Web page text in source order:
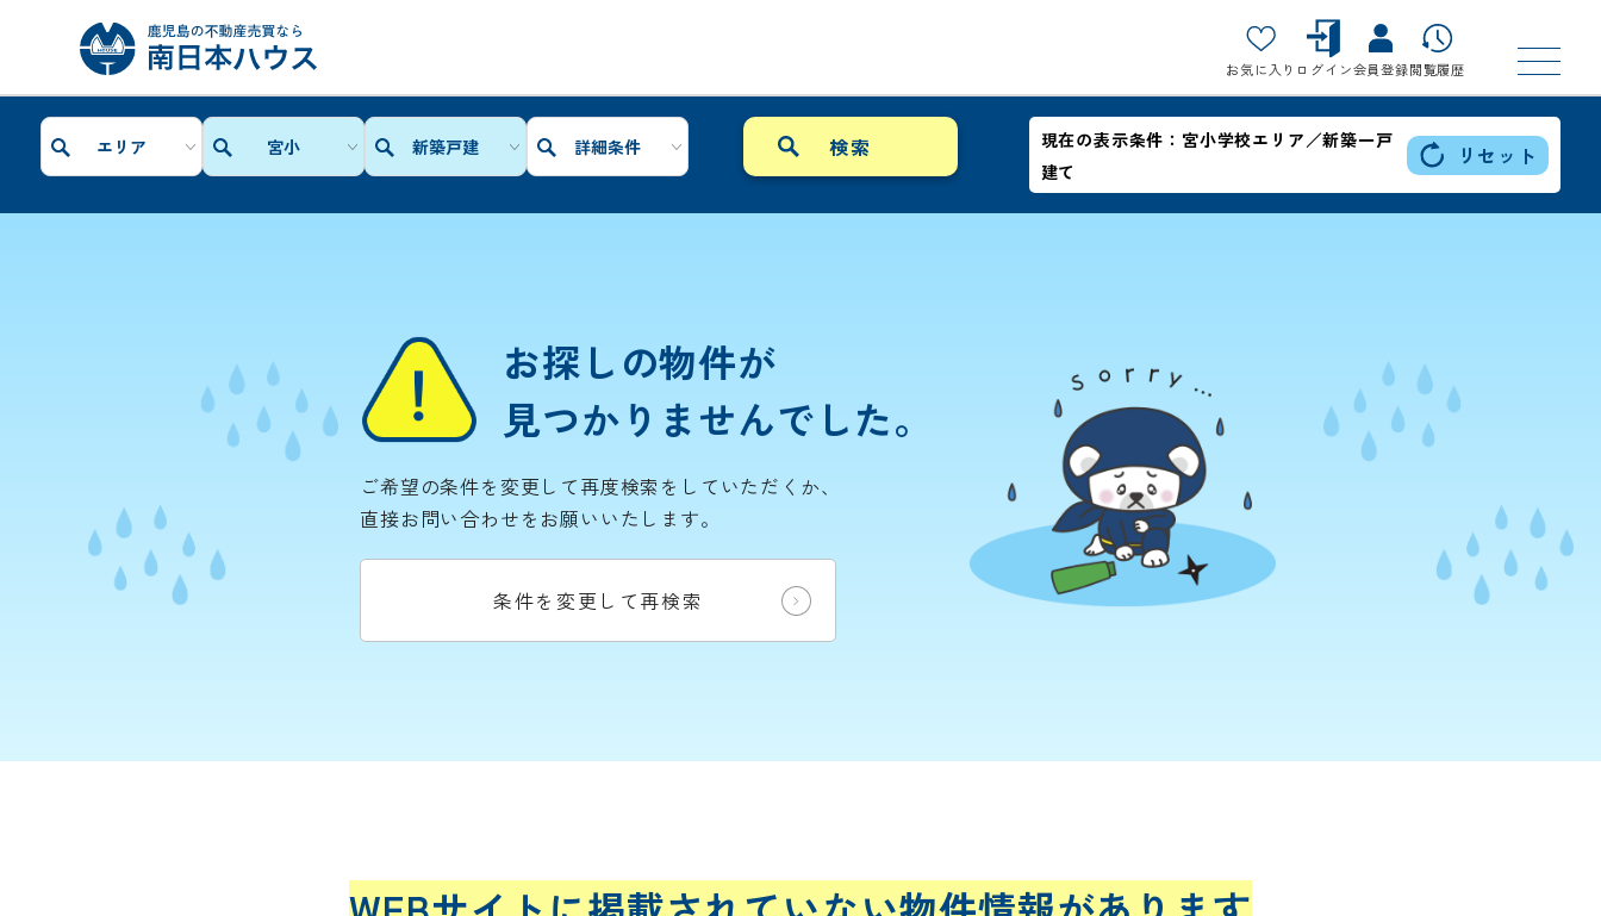
お気に入り ログイン会員登録閲覧履歴
エリア 宮小 新築戸建 詳細条件 現在の表示条件： 宮小学校エリア／新築一戸
建て
リセット
お探しの物件が
見つかりませんでした。
ご希望の条件を変更して再度検索をしていただくか、
直接お問い合わせをお願いいたします。
条件を変更して再検索